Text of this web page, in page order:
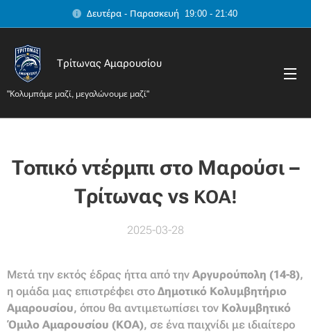
Δευτέρα - Παρασκευή 19:00 - 21:40
Τρίτωνας Αμαρουσίου
"Κολυμπάμε μαζί, μεγαλώνουμε μαζί"
Τοπικό ντέρμπι στο Μαρούσι –
Τρίτωνας vs ΚΟΑ!
2025-03-28
Μετά την εκτός έδρας ήττα από την Αργυρούπολη (14-8),
η ομάδα μας επιστρέφει στο Δημοτικό Κολυμβητήριο
Αμαρουσίου, όπου θα αντιμετωπίσει τον Κολυμβητικό
Όμιλο Αμαρουσίου (ΚΟΑ), σε ένα παιχνίδι με ιδιαίτερο